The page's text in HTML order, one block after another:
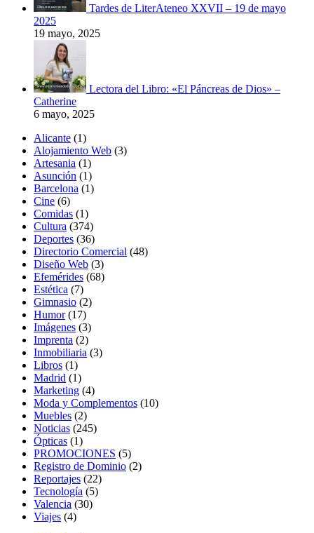
Tardes de LiterAteneo XXVII – 19 de mayo
2025
19 mayo, 2025
Lectora del Libro: «El Páncreas de Dios» –
Catherine
6 mayo, 2025
Alicante (1)
Alojamiento Web (3)
Artesania (1)
Asunción (1)
Barcelona (1)
Cine (6)
Comidas (1)
Cultura (374)
Deportes (36)
Directorio Comercial (48)
Diseño Web (3)
Efemérides (68)
Estética (7)
Gimnasio (2)
Humor(17)
Imágenes (3)
Imprenta (2)
Inmobiliaria (3)
Libros (1)
Madrid (1)
Marketing (4)
Moda y Complementos (10)
Muebles (2)
Noticias (245)
Ópticas (1)
PROMOCIONES (5)
Registro de Dominio (2)
Reportajes (22)
Tecnología (5)
Valencia (30)
Viajes (4)